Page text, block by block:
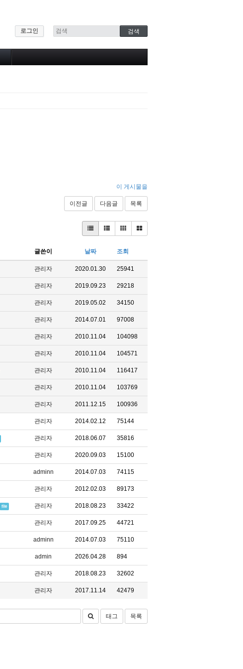
로그인
이 게시물을
이전글 다음글 목록
글쓴이 날짜 조회
관리자 2020.01.30 25941
관리자 2019.09.23 29218
관리자 2019.05.02 34150
관리자 2014.07.01 97008
관리자 2010.11.04 104098
관리자 2010.11.04 104571
관리자 2010.11.04 116417
관리자 2010.11.04 103769
관리자 2011.12.15 100936
관리자 2014.02.12 75144
관리자 2018.06.07 35816
관리자 2020.09.03 15100
adminn 2014.07.03 74115
관리자 2012.02.03 89173
file 관리자 2018.08.23 33422
관리자 2017.09.25 44721
adminn 2014.07.03 75110
admin 2026.04.28 894
관리자 2018.08.23 32602
관리자 2017.11.14 42479
태그 목록